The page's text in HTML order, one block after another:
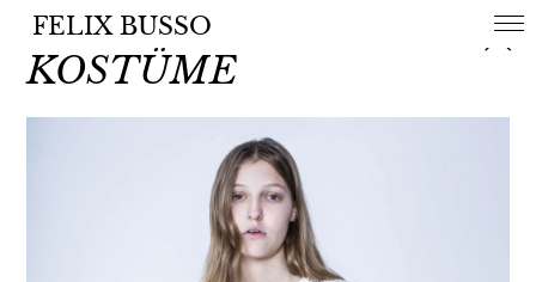
FELIX BUSSO
KOSTÜME